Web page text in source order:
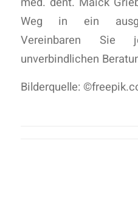
Weg in ein
Vereinbaren Sie
unverbindlichen
Bilderquelle: